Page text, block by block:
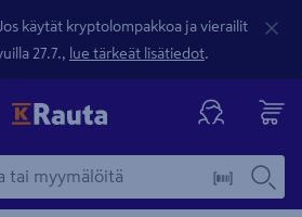
käytät kryptolompakkoa ja vierailit
27.7., lue tärkeät lisätiedot.